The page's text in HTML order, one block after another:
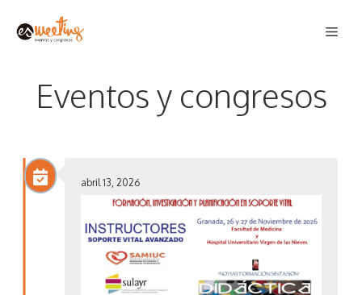
Eventos y congresos
abril 13, 2026